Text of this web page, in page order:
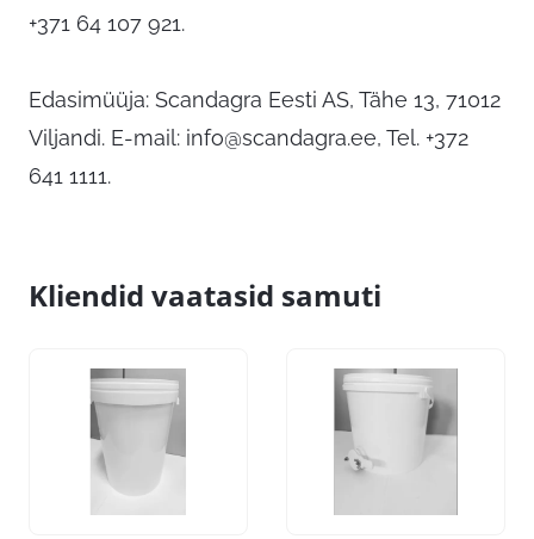
+371 64 107 921.
Edasimüüja: Scandagra Eesti AS, Tähe 13, 71012
Viljandi. E-mail: info@scandagra.ee, Tel. +372
641 1111.
Kliendid vaatasid samuti